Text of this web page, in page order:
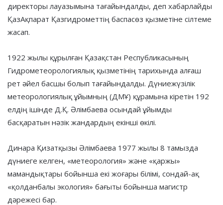
директоры лауазымына тағайындалды, деп хабарлайды
ҚазАқпарат Қазгидрометтің баспасөз қызметіне сілтеме
жасап.
1922 жылы құрылған Қазақстан Республикасының
Гидрометеорологиялық қызметінің тарихында алғаш
рет әйел басшы болып тағайындалды. Дүниежүзілік
метеорологиялық ұйымның (ДМҰ) құрамына кіретін 192
елдің ішінде Д.Қ. Әлімбаева осындай ұйымды
басқаратын нәзік жандардың екінші өкілі.
Динара Қизатқызы Әлімбаева 1977 жылы 8 тамызда
дүниеге келген, «метеорология» және «қаржы»
мамандықтары бойынша екі жоғары білімі, сондай-ақ
«қолданбалы экология» бағыты бойынша магистр
дәрежесі бар.